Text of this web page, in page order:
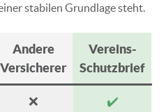
stabilen Grundlage steht.
Andere
Versicherer
Vereins-
Schutzbrief
❌ ✔️